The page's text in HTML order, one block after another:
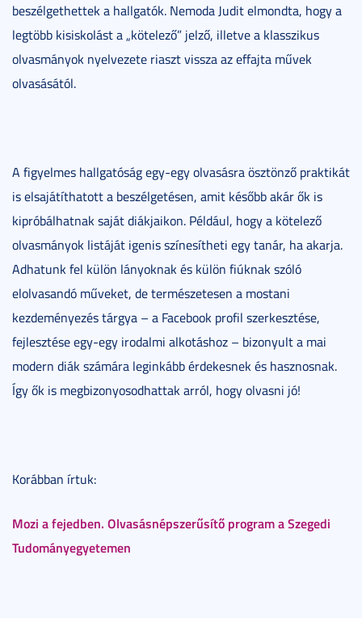
beszélgethettek a hallgatók. Nemoda Judit elmondta, hogy a
legtöbb kisiskolást a „kötelező” jelző, illetve a klasszikus
olvasmányok nyelvezete riaszt vissza az effajta művek
olvasásától.
A figyelmes hallgatóság egy-egy olvasásra ösztönző praktikát
is elsajátíthatott a beszélgetésen, amit később akár ők is
kipróbálhatnak saját diákjaikon. Például, hogy a kötelező
olvasmányok listáját igenis színesítheti egy tanár, ha akarja.
Adhatunk fel külön lányoknak és külön fiúknak szóló
elolvasandó műveket, de természetesen a mostani
kezdeményezés tárgya – a Facebook profil szerkesztése,
fejlesztése egy-egy irodalmi alkotáshoz – bizonyult a mai
modern diák számára leginkább érdekesnek és hasznosnak.
Így ők is megbizonyosodhattak arról, hogy olvasni jó!
Korábban írtuk:
Mozi a fejedben. Olvasásnépszerűsítő program a Szegedi
Tudományegyetemen